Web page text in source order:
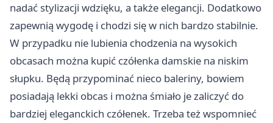
nadać stylizacji wdzięku, a także elegancji. Dodatkowo
zapewnią wygodę i chodzi się w nich bardzo stabilnie.
W przypadku nie lubienia chodzenia na wysokich
obcasach można kupić czółenka damskie na niskim
słupku. Będą przypominać nieco baleriny, bowiem
posiadają lekki obcas i można śmiało je zaliczyć do
bardziej eleganckich czółenek. Trzeba też wspomnieć